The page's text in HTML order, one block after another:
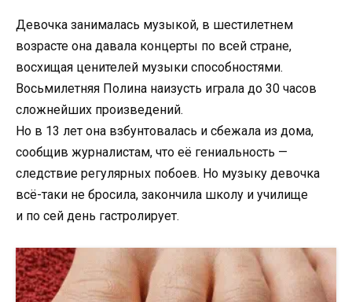
Девочка занималась музыкой, в шестилетнем
возрасте она давала концерты по всей стране,
восхищая ценителей музыки способностями.
Восьмилетняя Полина наизусть играла до 30 часов
сложнейших произведений.
Но в 13 лет она взбунтовалась и сбежала из дома,
сообщив журналистам, что её гениальность —
следствие регулярных побоев. Но музыку девочка
всё-таки не бросила, закончила школу и училище
и по сей день гастролирует.